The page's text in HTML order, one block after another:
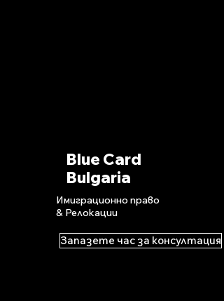
Blue Card
Bulgaria
Имиграционно право
& Релокации
Запазете час за консултация